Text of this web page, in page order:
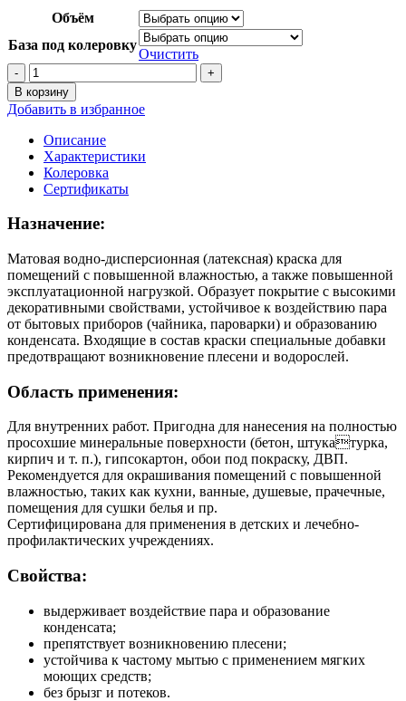
5810 ₽
Объём
База под колеровку
Очистить
Количество
товара
Краска
MARSHALL
EXPORT
КУХНИ
И
ВАННЫЕ
ЭКСПОРТ
И
ВАННЫЕ
матовая
база
BW,
BC
В корзину
Добавить в избранное
Описание
Характеристики
Колеровка
Сертификаты
Назначение:
Матовая водно-дисперсионная (латексная) краска для
помещений с повышенной влажностью, а также повышенной
эксплуатационной нагрузкой. Образует покрытие с высокими
декоративными свойствами, устойчивое к воздействию пара
от бытовых приборов (чайника, пароварки) и образованию
конденсата. Входящие в состав краски специальные добавки
предотвращают возникновение плесени и водорослей.
Область применения:
Для внутренних работ. Пригодна для нанесения на полностью
просохшие минеральные поверхности (бетон, штукатурка,
кирпич и т. п.), гипсокартон, обои под покраску, ДВП.
Рекомендуется для окрашивания помещений с повышенной
влажностью, таких как кухни, ванные, душевые, прачечные,
помещения для сушки белья и пр.
Сертифицирована для применения в детских и лечебно-
профилактических учреждениях.
Свойства:
выдерживает воздействие пара и образование
конденсата;
препятствует возникновению плесени;
устойчива к частому мытью с применением мягких
моющих средств;
без брызг и потеков.